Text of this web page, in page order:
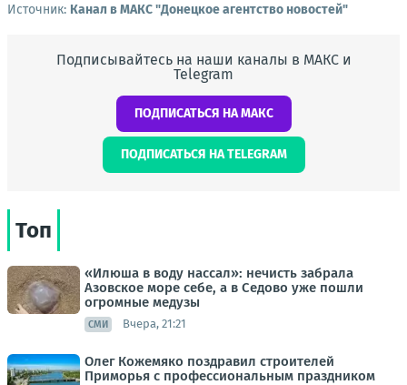
Источник: Канал в МАКС "Донецкое агентство новостей"
Подписывайтесь на наши каналы в МАКС и
Telegram
ПОДПИСАТЬСЯ НА МАКС
ПОДПИСАТЬСЯ НА TELEGRAM
Топ
«Илюша в воду нассал»: нечисть забрала
Азовское море себе, а в Седово уже пошли
огромные медузы
СМИ Вчера, 21:21
Олег Кожемяко поздравил строителей
Приморья с профессиональным праздником